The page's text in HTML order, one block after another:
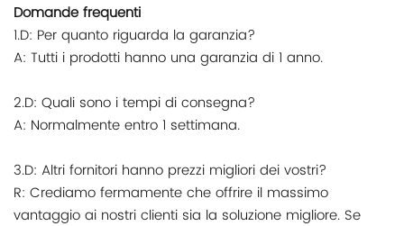
Domande frequenti
1.D: Per quanto riguarda la garanzia?
A: Tutti i prodotti hanno una garanzia di 1 anno.
2.D: Quali sono i tempi di consegna?
A: Normalmente entro 1 settimana.
3.D: Altri fornitori hanno prezzi migliori dei vostri?
R: Crediamo fermamente che offrire il massimo
vantaggio ai nostri clienti sia la soluzione migliore. Se